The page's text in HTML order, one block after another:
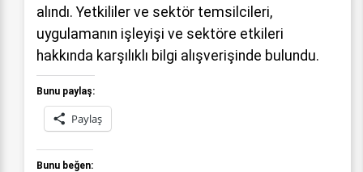
alındı. Yetkililer ve sektör temsilcileri,
uygulamanın işleyişi ve sektöre etkileri
hakkında karşılıklı bilgi alışverişinde bulundu.
Bunu paylaş:
Paylaş
Bunu beğen: